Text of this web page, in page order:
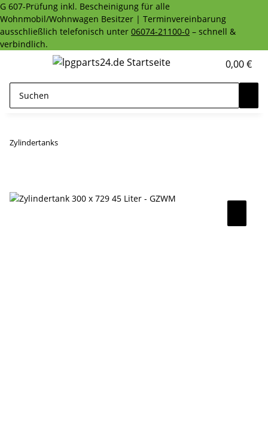
G 607-Prüfung inkl. Bescheinigung für alle
Wohnmobil/Wohnwagen Besitzer | Terminvereinbarung
ausschließlich telefonisch unter 06074-21100-0 – schnell &
verbindlich.
0,00 €
Zylindertanks